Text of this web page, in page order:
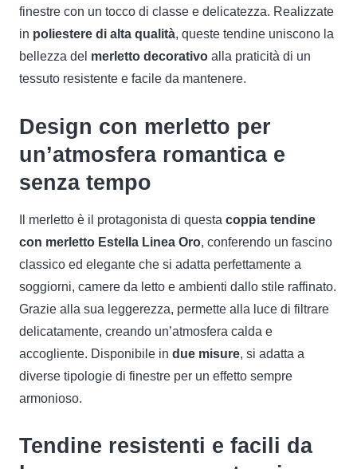
finestre con un tocco di classe e delicatezza. Realizzate
in poliestere di alta qualità, queste tendine uniscono la
bellezza del merletto decorativo alla praticità di un
tessuto resistente e facile da mantenere.
Design con merletto per
un’atmosfera romantica e
senza tempo
Il merletto è il protagonista di questa coppia tendine
con merletto Estella Linea Oro, conferendo un fascino
classico ed elegante che si adatta perfettamente a
soggiorni, camere da letto e ambienti dallo stile raffinato.
Grazie alla sua leggerezza, permette alla luce di filtrare
delicatamente, creando un’atmosfera calda e
accogliente. Disponibile in due misure, si adatta a
diverse tipologie di finestre per un effetto sempre
armonioso.
Tendine resistenti e facili da